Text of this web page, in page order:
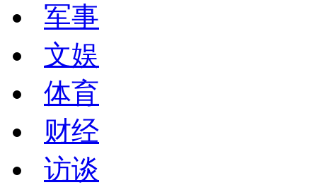
军事
文娱
体育
财经
访谈